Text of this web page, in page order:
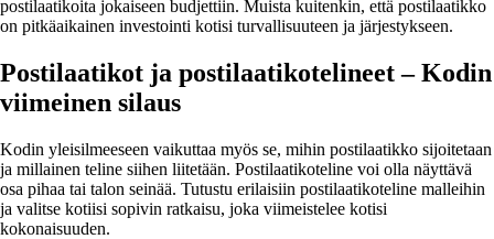
postilaatikoita jokaiseen budjettiin. Muista kuitenkin, että postilaatikko
on pitkäaikainen investointi kotisi turvallisuuteen ja järjestykseen.
Postilaatikot ja postilaatikotelineet – Kodin
viimeinen silaus
Kodin yleisilmeeseen vaikuttaa myös se, mihin postilaatikko sijoitetaan
ja millainen teline siihen liitetään. Postilaatikoteline voi olla näyttävä
osa pihaa tai talon seinää. Tutustu erilaisiin postilaatikoteline malleihin
ja valitse kotiisi sopivin ratkaisu, joka viimeistelee kotisi
kokonaisuuden.